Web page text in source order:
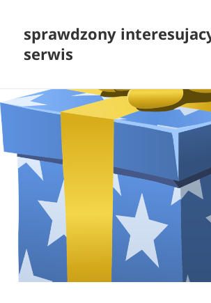
sprawdzony
serwis